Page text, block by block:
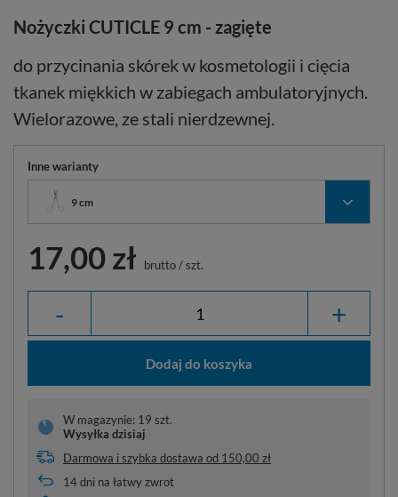
Nożyczki CUTICLE 9 cm - zagięte
do przycinania skórek w kosmetologii i cięcia
tkanek miękkich w zabiegach ambulatoryjnych.
Wielorazowe, ze stali nierdzewnej.
Inne warianty
9 cm
17,00 zł brutto/szt.
- +
Dodaj do koszyka
W magazynie: 19 szt.
Wysyłka dzisiaj
Darmowa i szybka dostawa od 150,00 zł
14dni na łatwy zwrot